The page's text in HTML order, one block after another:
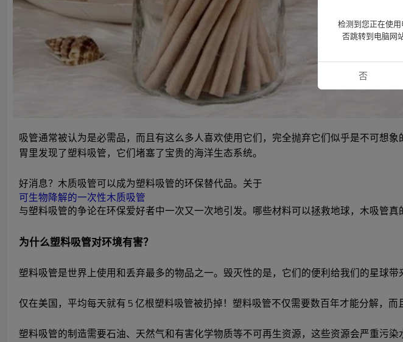
吸管通常被认为是必需品，而且有这么多人喜欢使用它们，完全抛弃它们似乎是不可想
胃里发现了塑料吸管，它们堵塞了宝贵的海洋生态系统。
好消息？木质吸管可以成为塑料吸管的环保替代品。关于
可生物降解的一次性木质吸管
与塑料吸管的争论在环保爱好者中一次又一次地引发。哪些材料可以拯救地球，木吸管
为什么塑料吸管对环境有害？
塑料吸管是世界上使用和丢弃最多的物品之一。毁灭性的是，它们的便利给我们的星球带
仅在美国，平均每天就有 5 亿根塑料吸管被扔掉！塑料吸管不仅需要数百年才能分解，
塑料吸管的制造需要石油、天然气和有害化学物质等不可再生资源，这些资源会严重污染
检测到您正在使
否跳转到电脑网
否